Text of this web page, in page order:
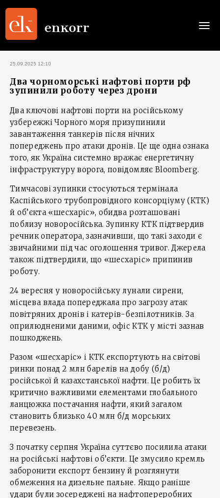
25.09.2025 12:10
Два чорноморські нафтові порти рф
зупинили роботу через дрони
Два ключові нафтові порти на російському
узбережжі Чорного моря призупинили
завантаження танкерів після нічних
попереджень про атаки дронів. Це ще одна ознака
того, як Україна системно вражає енергетичну
інфраструктуру ворога, повідомляє Bloomberg.
Тимчасові зупинки стосуються термінала
Каспійського трубопровідного консорціуму (КТК)
й об’єкта «шесхаріс», обидва розташовані
поблизу новоросійська. Зупинку КТК підтвердив
речник оператора, зазначивши, що такі заходи є
звичайними під час оголошення тривог. Джерела
також підтвердили, що «шесхаріс» припинив
роботу.
24 вересня у новоросійську лунали сирени,
місцева влада попереджала про загрозу атак
повітряних дронів і катерів-безпілотників. За
оприлюдненими даними, офіс КТК у місті зазнав
пошкоджень.
Разом «шесхаріс» і КТК експортують на світові
ринки понад 2 млн барелів на добу (б/д)
російської й казахстанської нафти. Це робить їх
критично важливими елементами глобального
ланцюжка постачання нафти, який загалом
становить близько 40 млн б/д морських
перевезень.
З початку серпня Україна суттєво посилила атаки
на російські нафтові об’єкти. Це змусило кремль
заборонити експорт бензину й розглянути
обмеження на дизельне пальне. Якщо раніше
удари були зосереджені на нафтопереробних